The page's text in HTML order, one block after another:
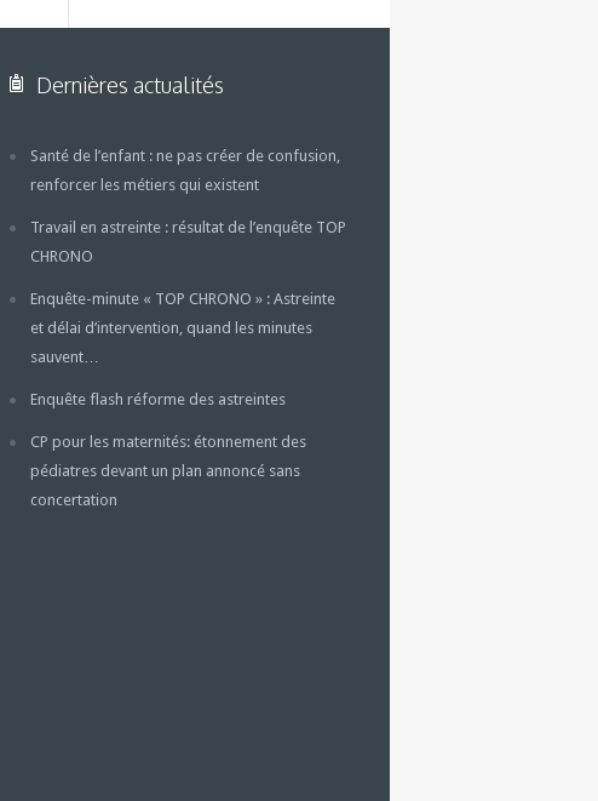
Dernières actualités
Santé de l’enfant : ne pas créer de confusion,
renforcer les métiers qui existent
Travail en astreinte : résultat de l’enquête TOP
CHRONO
Enquête-minute « TOP CHRONO » : Astreinte
et délai d’intervention, quand les minutes
sauvent…
Enquête flash réforme des astreintes
CP pour les maternités: étonnement des
pédiatres devant un plan annoncé sans
concertation